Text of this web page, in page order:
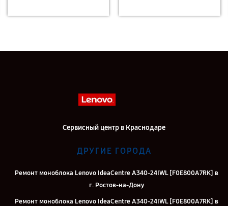
Сервисный центр в Краснодаре
ДРУГИЕ ГОРОДА
Ремонт моноблока Lenovo IdeaCentre A340-24IWL [F0E800A7RK] в
г. Ростов-на-Дону
Ремонт моноблока Lenovo IdeaCentre A340-24IWL [F0E800A7RK] в